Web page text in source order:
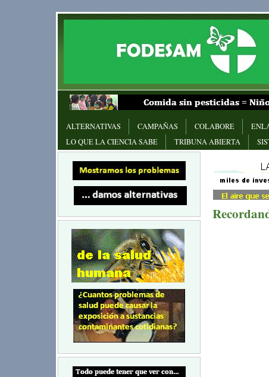
ALTERNATIVAS CAMPAÑAS COLABORE
LO QUE LA CIENCIA SABE
TRIBUNA ABIERTA